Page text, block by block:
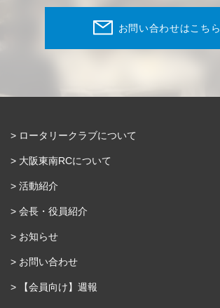
お問い合わせはこちら
ロータリークラブについて
大阪東南RCについて
活動紹介
会長・役員紹介
お知らせ
お問い合わせ
【会員向け】週報